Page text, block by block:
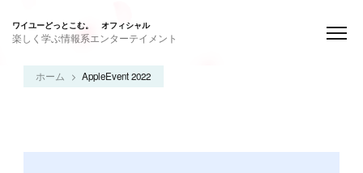
ワイユーどっとこむ。 オフィシャル
楽しく学ぶ情報系エンターテイメント
ホーム AppleEvent 2022